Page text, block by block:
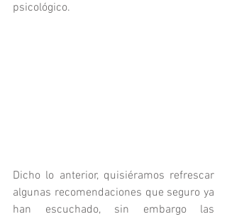
psicológico.
Dicho lo anterior, quisiéramos refrescar
algunas recomendaciones que seguro ya
han escuchado, sin embargo las